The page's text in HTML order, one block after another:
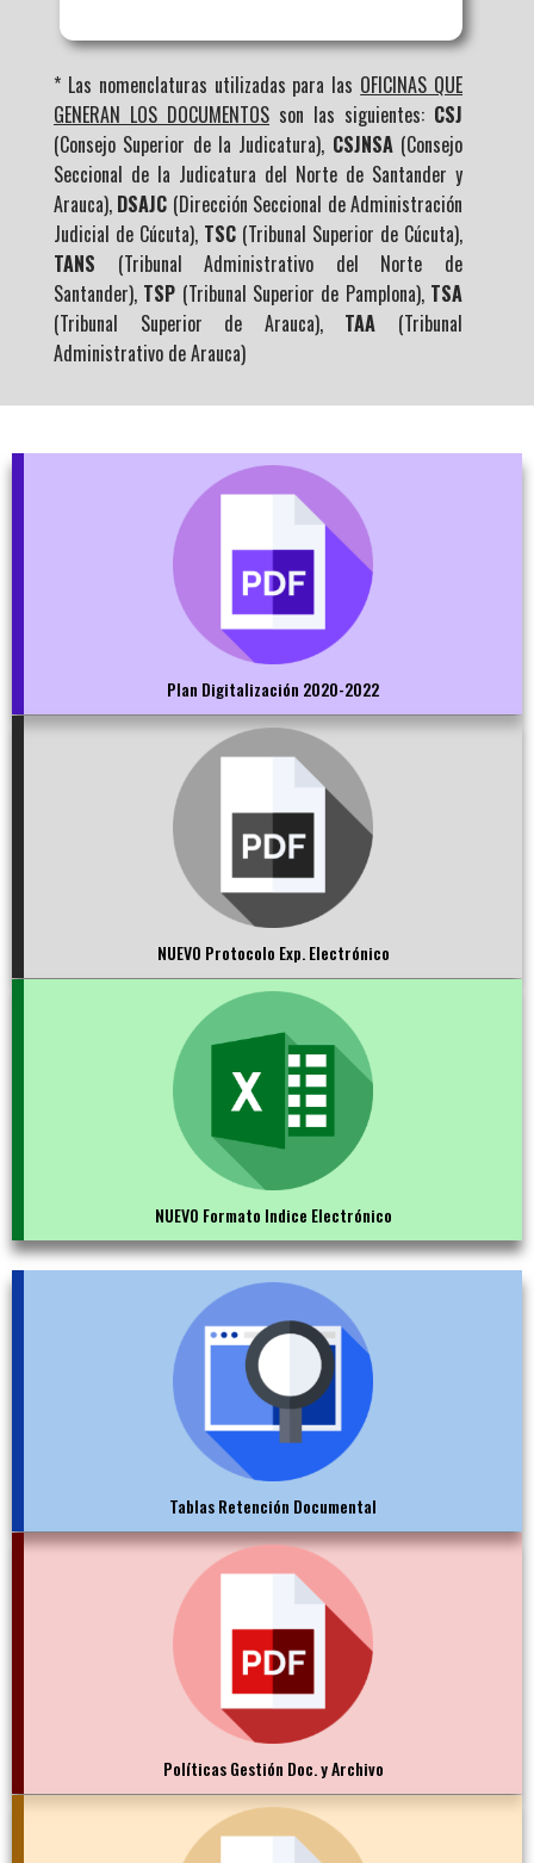
* Las nomenclaturas utilizadas para las OFICINAS QUE
GENERAN LOS DOCUMENTOS son las siguientes: CSJ
(Consejo Superior de la Judicatura), CSJNSA(Consejo
Seccional de la Judicatura del Norte de Santander y
Arauca), DSAJC (Dirección Seccional de Administración
Judicial de Cúcuta), TSC (Tribunal Superior de Cúcuta),
TANS (Tribunal Administrativo del Norte de
Santander), TSP (Tribunal Superior de Pamplona), TSA
(Tribunal Superior de Arauca), TAA (Tribunal
Administrativo de Arauca)
Plan Digitalización 2020-2022
NUEVO Protocolo Exp. Electrónico
NUEVO Formato Indice Electrónico
Tablas Retención Documental
Políticas Gestión Doc. y Archivo